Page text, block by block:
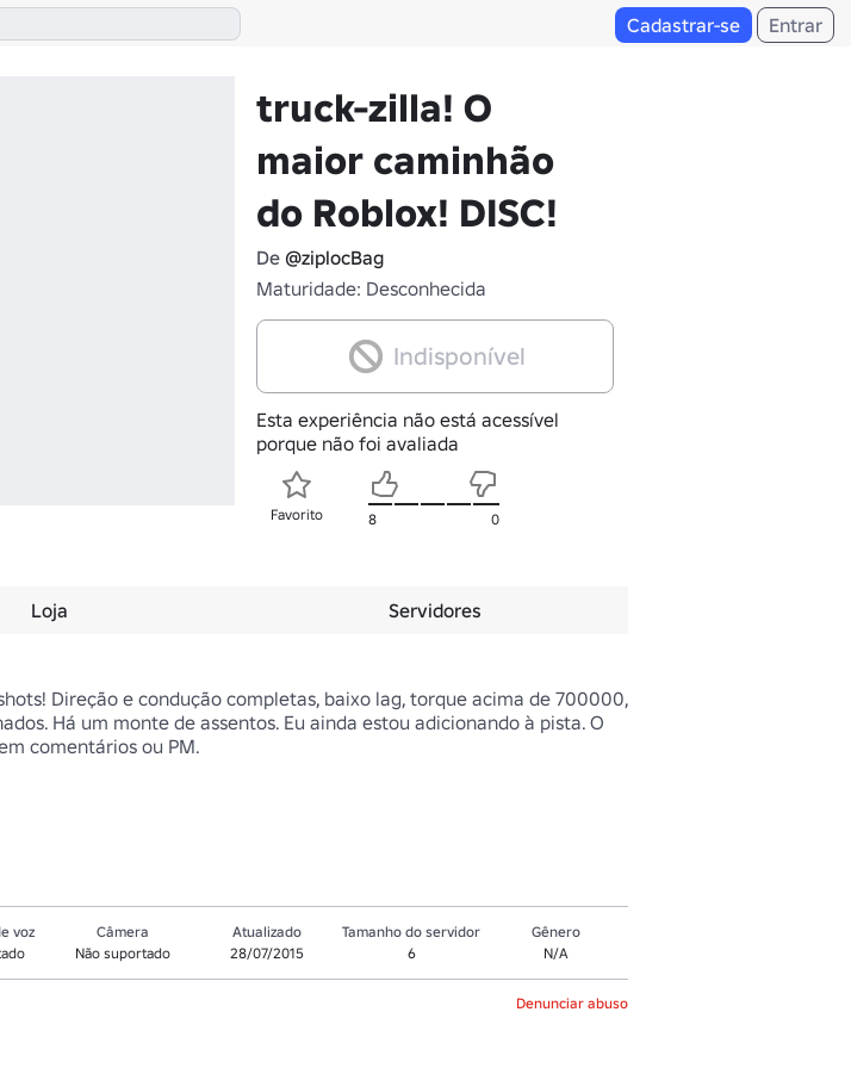
Cadastrar-se Entrar
truck-zilla! O
maior caminhão
do Roblox! DISC!
De @ziplocBag
Maturidade: Desconhecida
Indisponível
Esta experiência não está acessível
porque não foi avaliada
Favorito 8 0
Loja Servidores
Direção e condução completas, baixo lag, torque acima de 700000,
Há um monte de assentos. Eu ainda estou adicionando à pista. O
comentários ou PM.
voz
Câmera
Não suportado
Atualizado
28/07/2015
Tamanho do servidor
6
Gênero
N/A
Denunciar abuso